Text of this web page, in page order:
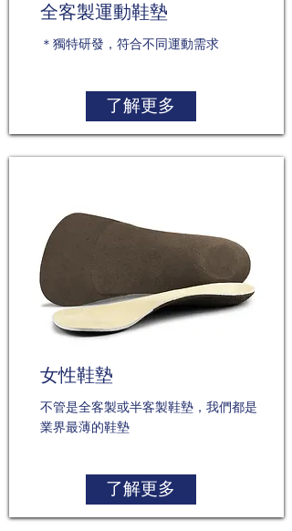
全客製運動鞋墊
＊獨特研發，符合不同運動需求
了解更多
女性鞋墊
不管是全客製或半客製鞋墊，我們都是
業界最薄的鞋墊
了解更多